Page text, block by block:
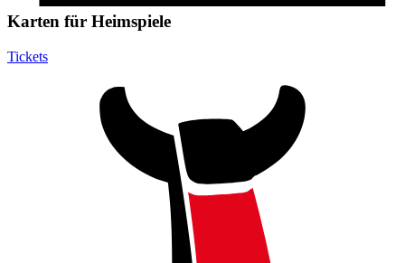
Karten für Heimspiele
Tickets